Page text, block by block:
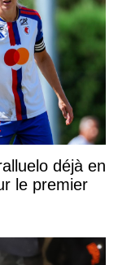
déjà en
le premier